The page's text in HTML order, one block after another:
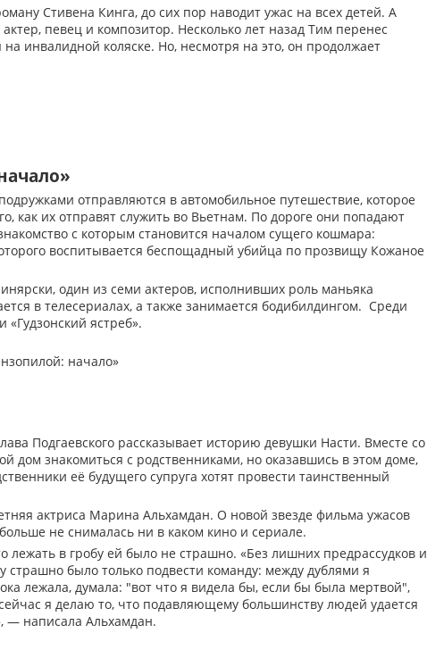
Стивена Кинга, до сих пор наводит ужас на всех детей. А
певец и композитор. Несколько лет назад Тим перенес
инвалидной коляске. Но, несмотря на это, он продолжает
отправляются в автомобильное путешествие, которое
как их отправят служить во Вьетнам. По дороге они попадают
с которым становится началом сущего кошмара:
воспитывается беспощадный убийца по прозвищу Кожаное
один из семи актеров, исполнивших роль маньяка
в телесериалах, а также занимается бодибилдингом. Среди
ястреб».
начало»
Подгаевского рассказывает историю девушки Насти. Вместе со
дом знакомиться с родственниками, но оказавшись в этом доме,
её будущего супруга хотят провести таинственный
актриса Марина Альхамдан. О новой звезде фильма ужасов
не снималась ни в каком кино и сериале.
лежать в гробу ей было не страшно. «Без лишних предрассудков и
страшно было только подвести команду: между дублями я
лежала, думала: "вот что я видела бы, если бы была мертвой",
я делаю то, что подавляющему большинству людей удается
— написала Альхамдан.